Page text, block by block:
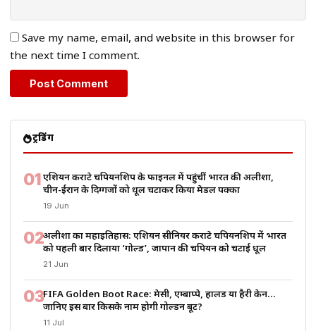
Save my name, email, and website in this browser for
the next time I comment.
ट्रेंडिंग
01एशियन कराटे चैंपियनशिप के फाइनल में पहुंचीं भारत की अलीशा,
चीन-ईरान के दिग्गजों को धूल चटाकर किया मेडल पक्का
19 Jun
02अलीशा का महाइतिहास: एशियन सीनियर कराटे चैंपियनशिप में भारत
को पहली बार दिलाया ‘गोल्ड’, जापान की चैंपियन को चटाई धूल
21 Jun
03FIFA Golden Boot Race: मेसी, एम्बाप्पे, हालैंड या हैरी केन…
जानिए इस बार किसके नाम होगी गोल्डन बूट?
11 Jul